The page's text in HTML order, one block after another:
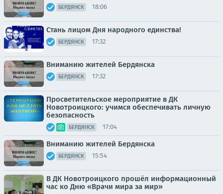
БЕРДЯНСК 18:06
Стань лицом Дня народного единства!
БЕРДЯНСК 17:32
Вниманию жителей Бердянска
БЕРДЯНСК 17:32
Просветительское мероприятие в ДК
Новотроицкого: учимся обеспечивать личную
безопасность
БЕРДЯНСК 17:04
Вниманию жителей Бердянска
БЕРДЯНСК 15:54
В ДК Новотроицкого прошёл информационный
час ко Дню «Врачи мира за мир»